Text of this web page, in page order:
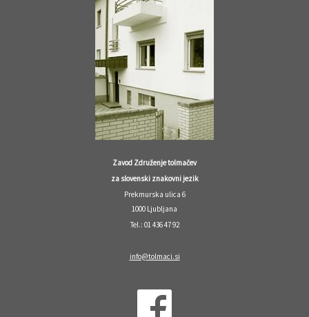
Zavod Združenje tolmačev
za slovenski znakovni jezik
Prekmurska ulica 6
1000 Ljubljana
Tel.: 01 436 47 92
info@tolmaci.si